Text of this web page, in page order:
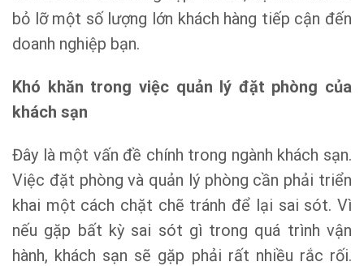
bỏ lỡ một số lượng lớn khách hàng tiếp cận đến
doanh nghiệp bạn.
Khó khăn trong việc quản lý đặt phòng của
khách sạn
Đây là một vấn đề chính trong ngành khách sạn.
Việc đặt phòng và quản lý phòng cần phải triển
khai một cách chặt chẽ tránh để lại sai sót. Vì
nếu gặp bất kỳ sai sót gì trong quá trình vận
hành, khách sạn sẽ gặp phải rất nhiều rắc rối.